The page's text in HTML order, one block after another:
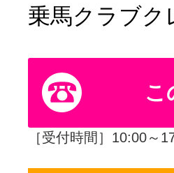
乗馬クラブ
こ
［受付時間］10:00～